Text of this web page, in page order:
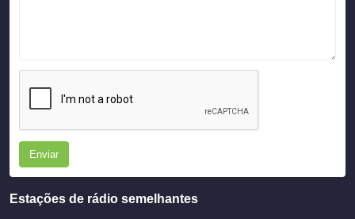
Enviar
Estações de rádio semelhantes